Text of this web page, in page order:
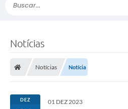
Buscar...
Notícias
Notícias Notícia
DEZ 01 DEZ 2023